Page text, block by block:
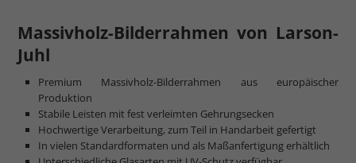
Massivholz-Bilderrahmen von Larson-
Juhl
Premium Massivholz-Bilderrahmen aus europäischer
Produktion
Stabile Leisten mit fest verleimten Gehrungsecken
Hochwertige Verarbeitung, zum Teil in Handarbeit gefertigt
In vielen Standardformaten und als Maßanfertigung erhältlich